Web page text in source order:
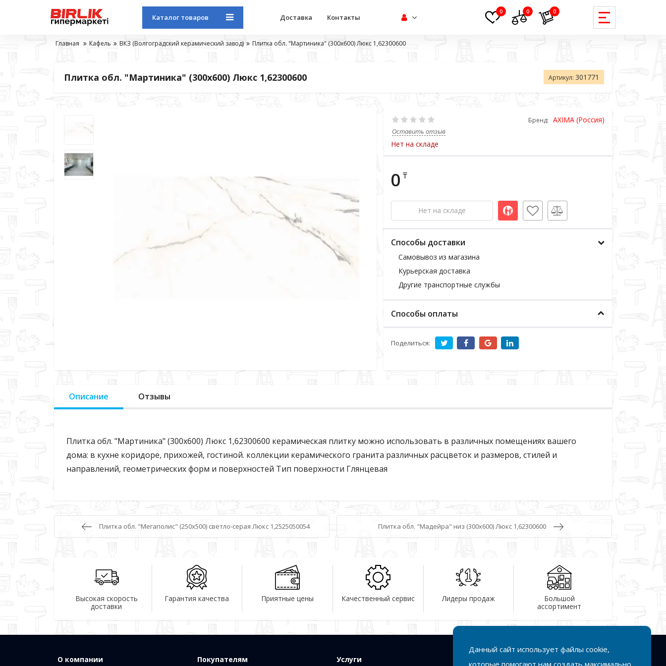
Каталог товаров Доставка Контакты
0 0 0
Главная Кафель ВКЗ (Волгоградский керамический завод) Плитка обл. "Мартиника" (300х600) Люкс 1,62300600
Плитка обл. "Мартиника" (300х600) Люкс 1,62300600 Артикул: 301771
Бренд: AXIMA (Россия)
Оставить отзыв
Нет на складе
0 ₸
Нет на складе
Способы доставки
Самовывоз из магазина
Курьерская доставка
Другие транспортные службы
Способы оплаты
Поделиться:
Описание Отзывы
Плитка обл. "Мартиника" (300х600) Люкс 1,62300600 керамическая плитку можно использовать в различных помещениях вашего
дома: в кухне коридоре, прихожей, гостиной. коллекции керамического гранита различных расцветок и размеров, стилей и
направлений, геометрических форм и поверхностей Тип поверхности Глянцевая
Плитка обл. "Мегаполис" (250х500) светло-серая Люкс 1,2525050054 Плитка обл. "Мадейра" низ (300х600) Люкс 1,62300600
Высокая скорость
доставки
Гарантия качества Приятные цены Качественный сервис Лидеры продаж
Большой
ассортимент
О компании Покупателям Услуги
Данный сайт использует файлы cookie,
которые помогают нам создать максимально